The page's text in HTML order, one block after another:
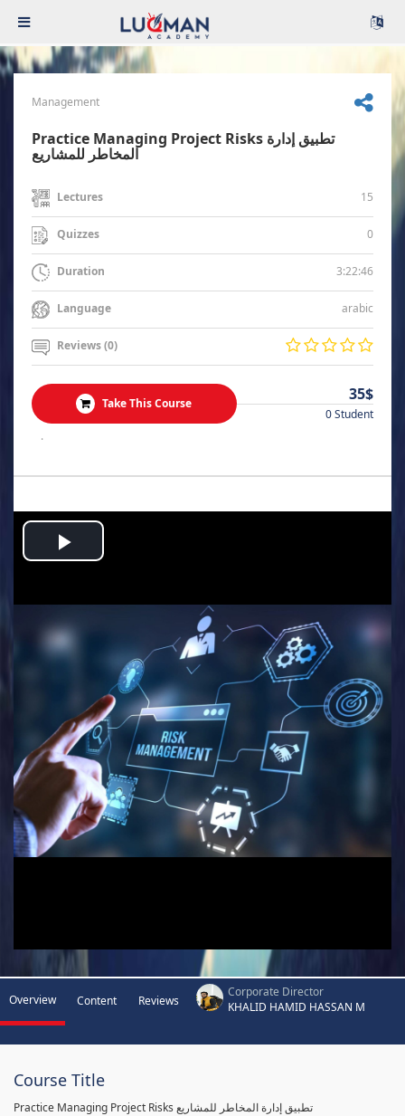
Management
Practice Managing Project Risks تطبيق إدارة
المخاطر للمشاريع
Lectures 15
Quizzes 0
Duration 3:22:46
Language arabic
Reviews (0)
Take This Course 35$
0 Student
.
Play
Video
Overview Content Reviews
Corporate Director
KHALID HAMID HASSAN M
Course Title
Practice Managing Project Risks تطبيق إدارة المخاطر للمشاريع